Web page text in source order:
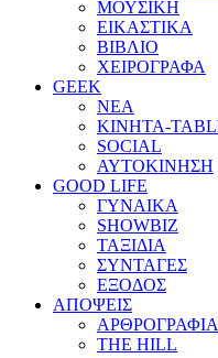
ΜΟΥΣΙΚΗ
ΕΙΚΑΣΤΙΚΑ
ΒΙΒΛΙΟ
ΧΕΙΡΟΓΡΑΦΑ
GEEK
ΝΕΑ
ΚΙΝΗΤΑ-
SOCIAL
ΑΥΤΟΚΙΝΗΣΗ
GOOD LIFE
ΓΥΝΑΙΚΑ
SHOWBIZ
ΤΑΞΙΔΙΑ
ΣΥΝΤΑΓΕΣ
ΕΞΟΔΟΣ
ΑΠΟΨΕΙΣ
ΑΡΘΡΟΓΡΑΦΙΑ
THE HILL